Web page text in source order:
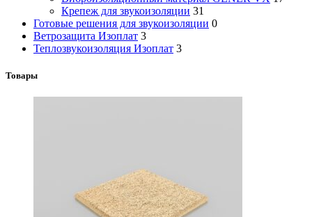
Крепеж для звукоизоляции 31
Готовые решения для звукоизоляции 0
Ветрозащита Изоплат 3
Теплозвукоизоляция Изоплат 3
Товары